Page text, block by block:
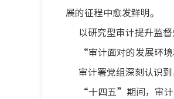
展的征程中愈发鲜明。
以研究型审计提升监
“审计面对的发展环
审计署党组深刻认识
“十四五”期间，审